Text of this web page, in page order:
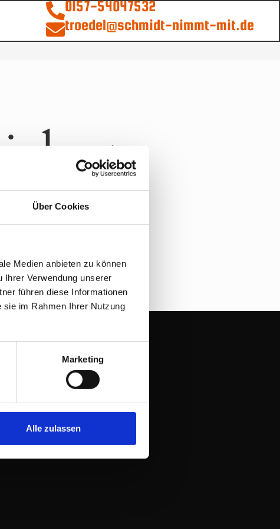
Über Cookies
Medien anbieten zu können
Ihrer Verwendung unserer
führen diese Informationen
sie im Rahmen Ihrer Nutzung
Marketing
Alle zulassen
0157-54047532
troedel@schmidt-nimmt-mit.de
an
veröffentlicht!